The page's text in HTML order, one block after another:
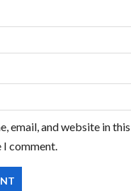
email, and website in
I comment.